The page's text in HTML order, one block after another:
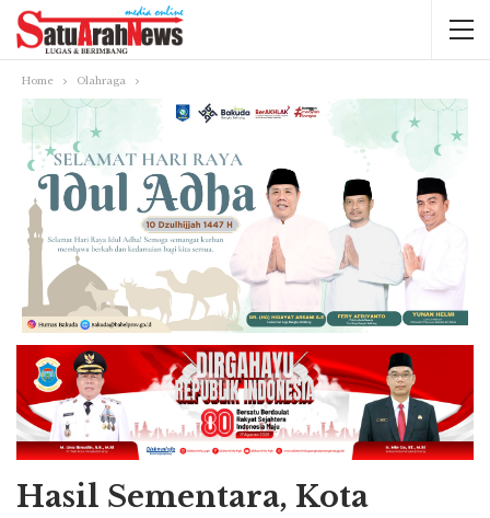
Home Olahraga
Hasil Sementara, Kota